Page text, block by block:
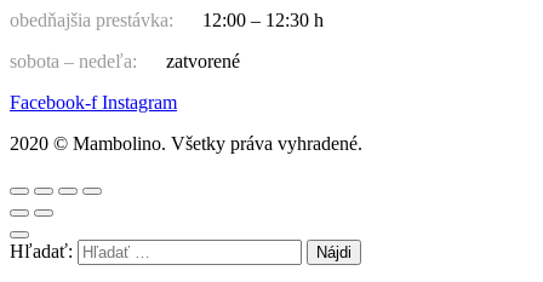
obedňajšia prestávka:
12:00 – 12:30 h
sobota – nedeľa:
zatvorené
Facebook-f Instagram
2020 © Mambolino. Všetky práva vyhradené.
Hľadať: